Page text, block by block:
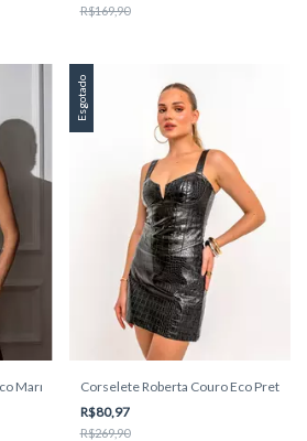
R$169,90
Marrom Amb
Esgotado
Corselete Roberta Couro Eco Preto
R$80,97
R$269,90